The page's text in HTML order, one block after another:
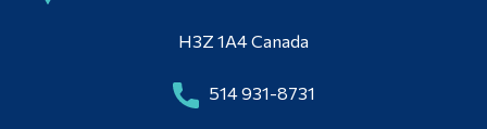
H3Z 1A4 Canada
514 931-8731